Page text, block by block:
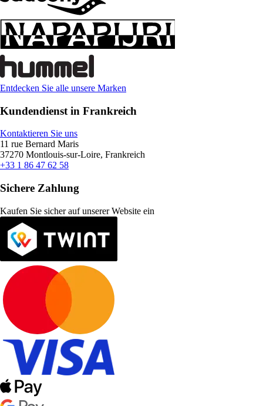
Entdecken Sie alle unsere Marken
Kundendienst in Frankreich
Kontaktieren Sie uns
11 rue Bernard Maris
37270 Montlouis-sur-Loire, Frankreich
+33 1 86 47 62 58
Sichere Zahlung
Kaufen Sie sicher auf unserer Website ein